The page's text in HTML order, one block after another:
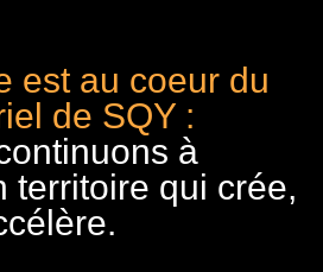
est au coeur du
de SQY :
à
territoire qui crée,